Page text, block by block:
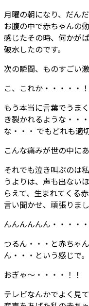
月曜の朝になり、だん
お腹の中で赤ちゃんの
感じたその時、何かが
破水したのです。
次の瞬間、ものすごい
こ、これか・・・・・
もう本当に言葉でうま
き裂かれるような・・
な・・・ でもどれも適
こんな痛みが世の中に
それでも泣き叫ぶのは
うよりは、声も出ない
らえて、生まれてくる
言い聞かせ、頑張りまし
んんんんんん・・・・
つるん・・・と赤ちゃ
ん・・・という感じで。
おぎゃ～・・・・！！
テレビなんかでよく見